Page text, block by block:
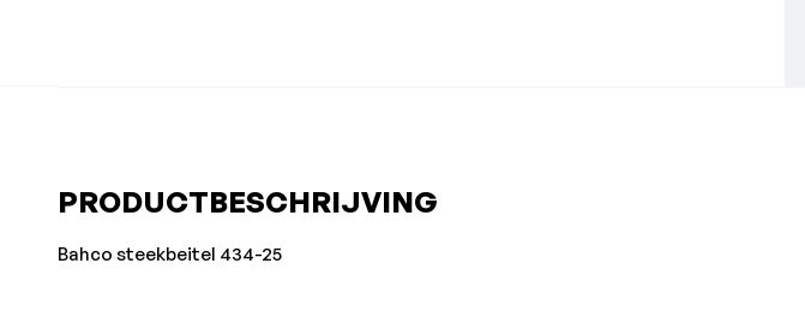
PRODUCTBESCHRIJVING
Bahco steekbeitel 434-25